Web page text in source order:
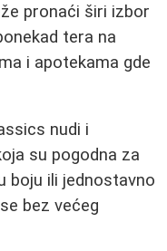
pronaći širi izbor
tera na
i apotekama gde
nudi i
su pogodna za
boju ili jednostavno
bez većeg